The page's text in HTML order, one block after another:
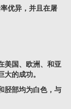
优异，并且在屠
美国、欧洲、和亚
的成功。
胫部均为白色，与